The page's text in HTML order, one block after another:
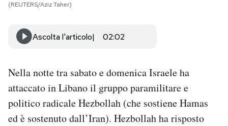
AREA PERSONALE
Area Personale
Newsletter
(REUTERS/Aziz Taher)
Ascolta l'articolo 02:02
Nella notte tra sabato e domenica Israele ha
attaccato in Libano il gruppo paramilitare e
politico radicale Hezbollah (che sostiene Hamas
ed è sostenuto dall’Iran). Hezbollah ha risposto